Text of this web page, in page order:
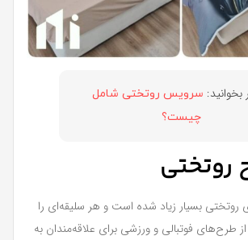
بخوانید: سرویس روتختی شامل
چیست؟
روتختی
روتختی بسیار زیاد شده است و هر سلیقه‌ای را
طرح‌های فوتبالی و ورزشی برای علاقه‌مندان به